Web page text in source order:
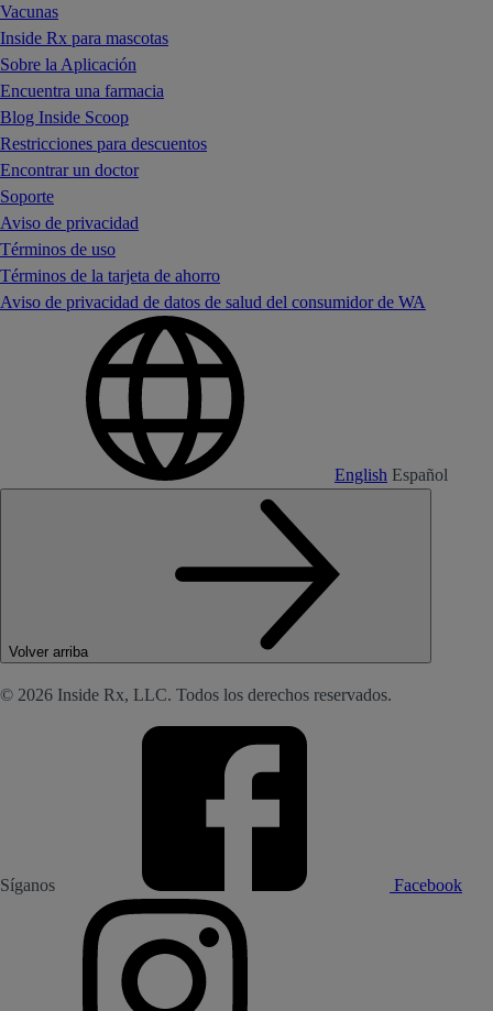
Vacunas
Inside Rx para mascotas
Sobre la Aplicación
Encuentra una farmacia
Blog Inside Scoop
Restricciones para descuentos
Encontrar un doctor
Soporte
Aviso de privacidad
Términos de uso
Términos de la tarjeta de ahorro
Aviso de privacidad de datos de salud del consumidor de WA
English Español
Volver arriba
© 2026 Inside Rx, LLC. Todos los derechos reservados.
Síganos Facebook